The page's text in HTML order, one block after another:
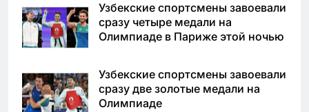
Узбекские спортсмены завоевали
сразу четыре медали на
Олимпиаде в Париже этой ночью
Узбекские спортсмены завоевали
сразу две золотые медали на
Олимпиаде